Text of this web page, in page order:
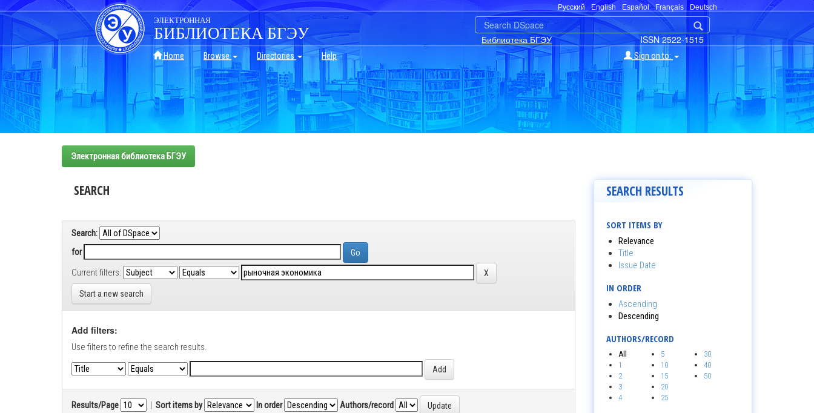
Skip
navigation
Русский English Español Français Deutsch
ISSN 2522-1515
Библиотека БГЭУ
ЭЛЕКТРОННАЯ
БИБЛИОТЕКА БГЭУ
Home Browse Directories Help Sign on to:
Электронная библиотека БГЭУ
SEARCH
Search:
for
Current filters:
Start a new search
Add filters:
Use filters to refine the search results.
Results/Page | Sort items by In order Authors/record
SEARCH RESULTS
SORT ITEMS BY
Relevance
Title
Issue Date
IN ORDER
Ascending
Descending
AUTHORS/RECORD
All
1
2
3
4
5
10
15
20
25
30
40
50